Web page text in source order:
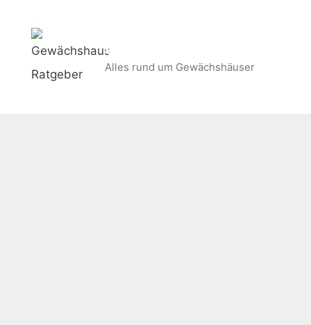
springen
Gewächshaus Ratgeber
Alles rund um Gewächshäuser